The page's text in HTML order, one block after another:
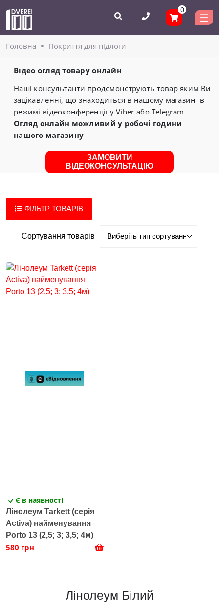
0
Головнa Покриття для підлоги
Відео огляд товару онлайн
Наші консультанти продемонструють товар яким Ви
зацікавленні, що знаходиться в нашому магазині в
режимі відеоконференції у Viber або Telegram
Огляд онлайн можливий у робочі години
нашого магазину
ЗАМОВИТИ
ВІДЕОКОНСУЛЬТАЦІЮ
ФІЛЬТР ТОВАРІВ
Сортування товарів
Є в наявності
Лінолеум Tarkett (серія
Activa) найменування
Porto 13 (2,5; 3; 3,5; 4м)
580 грн
Лінолеум Білий